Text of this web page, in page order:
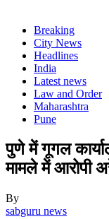
Breaking
City News
Headlines
India
Latest news
Law and Order
Maharashtra
Pune
पुणे में गूगल
मामले में आरोपी
By
sabguru news